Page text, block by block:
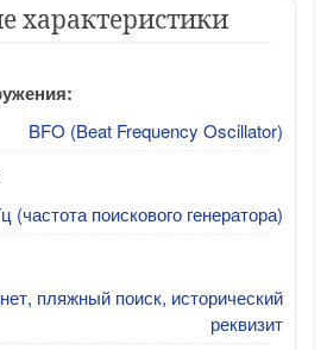
характеристики
BFO (Beat Frequency Oscillator)
(частота поискового генератора)
пляжный поиск, исторический
реквизит